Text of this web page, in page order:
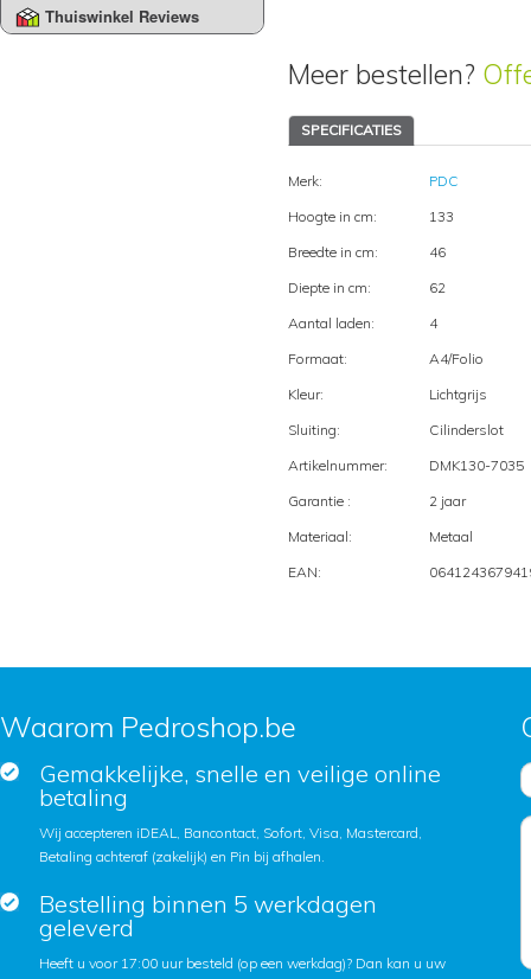
Thuiswinkel Reviews
Meer bestellen?
SPECIFICATIES
Merk:
PDC
Hoogte in cm:
133
Breedte in cm:
46
Diepte in cm:
62
Aantal laden:
4
Formaat:
A4/Folio
Kleur:
Lichtgrijs
Sluiting:
Cilinderslot
Artikelnummer:
DMK130-7035
Garantie :
2 jaar
Materiaal:
Metaal
EAN:
Waarom Pedroshop.be
Gemakkelijke, snelle en veilige online
betaling
Wij accepteren iDEAL, Bancontact, Sofort, Visa, Mastercard,
Betaling achteraf (zakelijk) en Pin bij afhalen.
Bestelling binnen 5 werkdagen
geleverd
Heeft u voor 17:00 uur besteld (op een werkdag)? Dan kan u uw